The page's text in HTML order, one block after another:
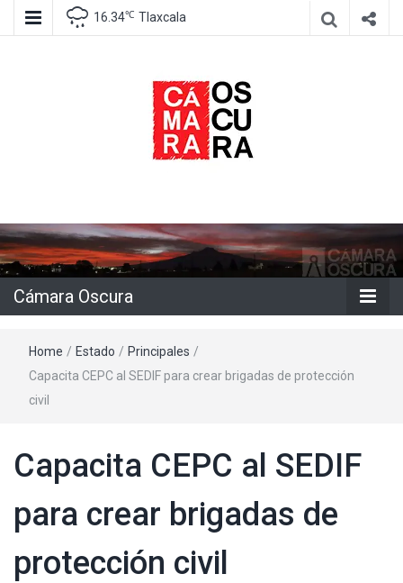
16.34℃ Tlaxcala
Cámara
Oscura
Cámara Oscura
Home / Estado / Principales /
Capacita CEPC al SEDIF para crear brigadas de protección
civil
Capacita CEPC al SEDIF
para crear brigadas de
protección civil